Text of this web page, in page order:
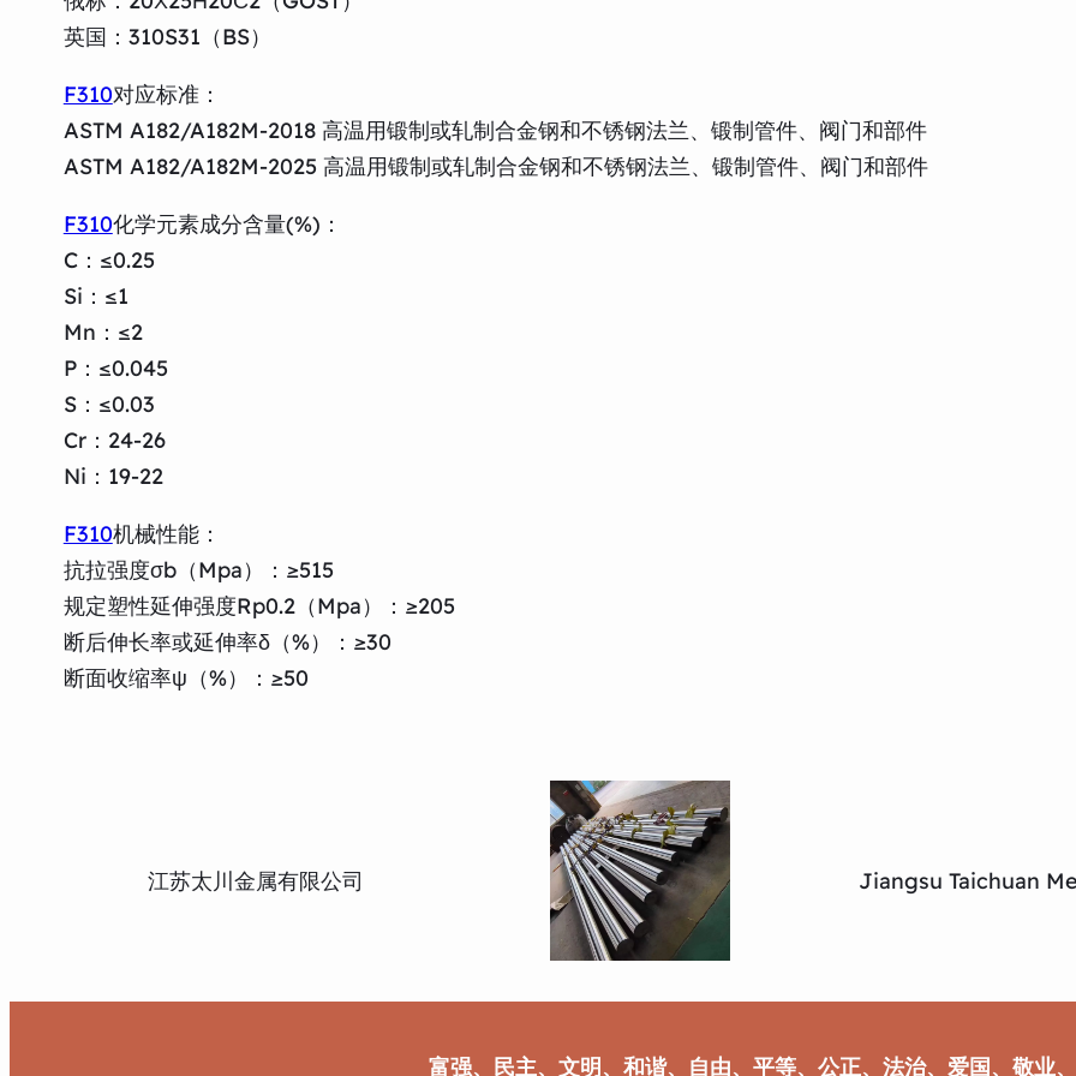
英国：310S31（BS）
F310对应标准：
ASTM A182/A182M-2018 高温用锻制或轧制合金钢和不锈钢法兰、锻制管件、阀门和部件
ASTM A182/A182M-2025 高温用锻制或轧制合金钢和不锈钢法兰、锻制管件、阀门和部件
F310化学元素成分含量(%)：
C：≤0.25
Si：≤1
Mn：≤2
P：≤0.045
S：≤0.03
Cr：24-26
Ni：19-22
F310机械性能：
抗拉强度σb（Mpa）：≥515
规定塑性延伸强度Rp0.2（Mpa）：≥205
断后伸长率或延伸率δ（%）：≥30
断面收缩率ψ（%）：≥50
江苏太川金属有限公司 Jiangsu Taichuan
富强、民主、文明、和谐、自由、平等、公正、法治、爱国、敬业